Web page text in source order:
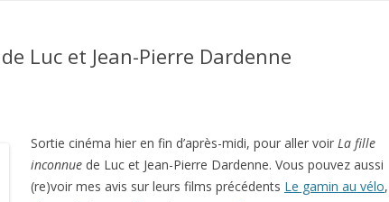
Luc et Jean-Pierre Dardenne
Sortie cinéma hier en fin d’après-midi, pour aller voir La fille
inconnue de Luc et Jean-Pierre Dardenne. Vous pouvez aussi
(re)voir mes avis sur leurs films précédents Le gamin au vélo,